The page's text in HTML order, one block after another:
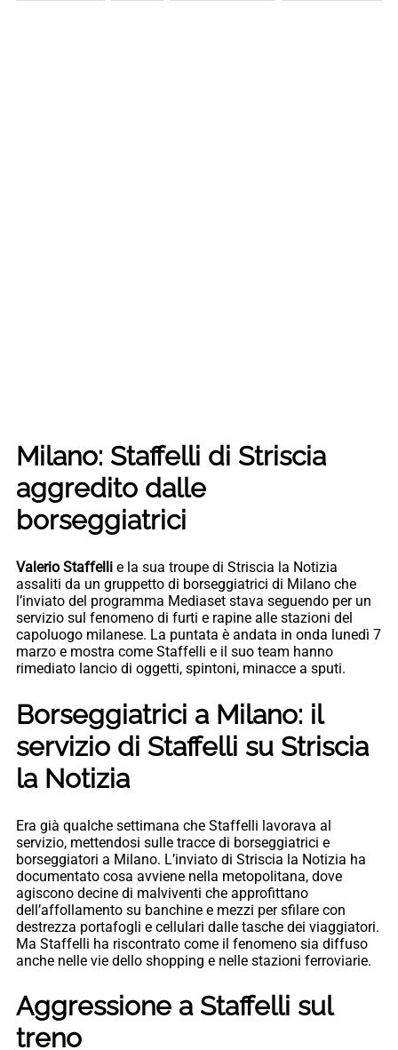
Milano: Staffelli di Striscia
aggredito dalle
borseggiatrici
Valerio Staffelli e la sua troupe di Striscia la Notizia
assaliti da un gruppetto di borseggiatrici di Milano che
l’inviato del programma Mediaset stava seguendo per un
servizio sul fenomeno di furti e rapine alle stazioni del
capoluogo milanese. La puntata è andata in onda lunedì 7
marzo e mostra come Staffelli e il suo team hanno
rimediato lancio di oggetti, spintoni, minacce a sputi.
Borseggiatrici a Milano: il
servizio di Staffelli su Striscia
la Notizia
Era già qualche settimana che Staffelli lavorava al
servizio, mettendosi sulle tracce di borseggiatrici e
borseggiatori a Milano. L’inviato di Striscia la Notizia ha
documentato cosa avviene nella metopolitana, dove
agiscono decine di malviventi che approfittano
dell’affollamento su banchine e mezzi per sfilare con
destrezza portafogli e cellulari dalle tasche dei viaggiatori.
Ma Staffelli ha riscontrato come il fenomeno sia diffuso
anche nelle vie dello shopping e nelle stazioni ferroviarie.
Aggressione a Staffelli sul
treno